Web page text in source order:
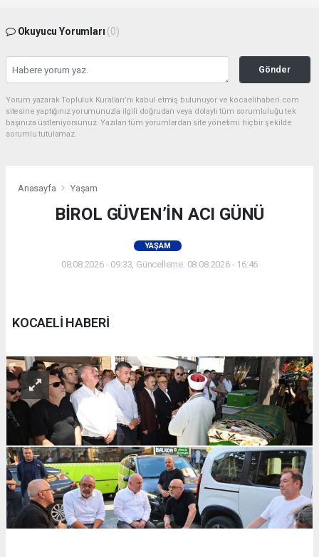
Okuyucu Yorumları (0)
Gönder
Yorum yazarak Topluluk Kuralları’nı kabul etmiş bulunuyor ve kocaelihaberi.com
sitesine yaptığınız yorumunuzla ilgili doğrudan veya dolaylı tüm sorumluluğu tek
başınıza üstleniyorsunuz. Yazılan tüm yorumlardan site yönetimi hiçbir şekilde
sorumlu tutulamaz.
Anasayfa Yaşam
BİROL GÜVEN’İN ACI GÜNÜ
YAŞAM
08.08.2026 - 09:33, Güncelleme: 08.08.2026 - 16:46
KOCAELİ HABERİ